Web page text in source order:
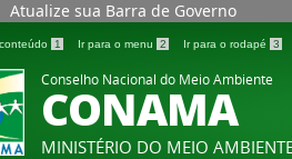
Atualize sua Barra de Governo
1 Ir para o menu 2 Ir para o rodapé 3
Conselho Nacional do Meio Ambiente
CONAMA
MINISTÉRIO DO MEIO